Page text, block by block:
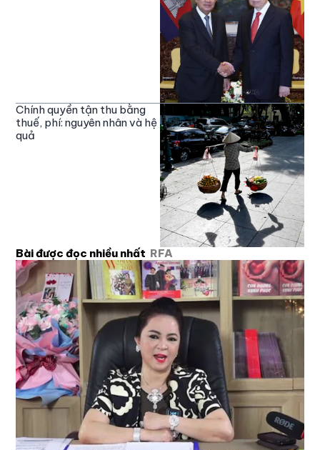
Chính quyền tận thu bằng
thuế, phí: nguyên nhân và hệ
quả
Bài được đọc nhiều nhất RFA